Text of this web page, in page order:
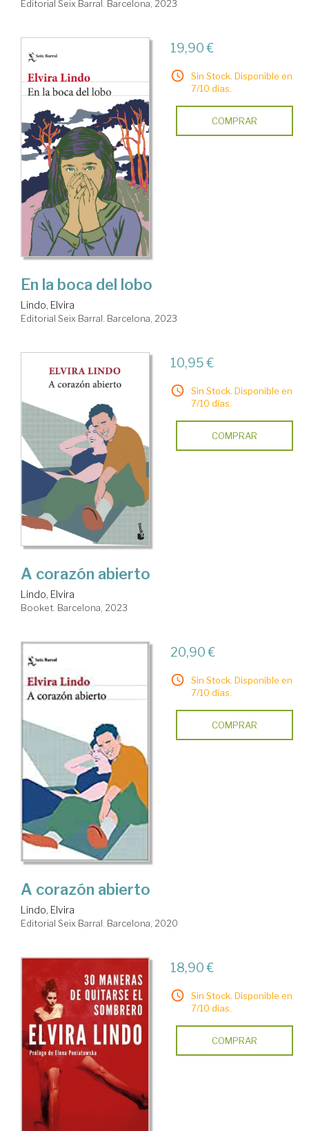
Editorial Seix Barral. Barcelona, 2023
19,90 €
Sin Stock. Disponible en
7/10 días.
COMPRAR
En la boca del lobo
Lindo, Elvira
Editorial Seix Barral. Barcelona, 2023
10,95 €
Sin Stock. Disponible en
7/10 días.
COMPRAR
A corazón abierto
Lindo, Elvira
Booket. Barcelona, 2023
20,90 €
Sin Stock. Disponible en
7/10 días.
COMPRAR
A corazón abierto
Lindo, Elvira
Editorial Seix Barral. Barcelona, 2020
18,90 €
Sin Stock. Disponible en
7/10 días.
COMPRAR